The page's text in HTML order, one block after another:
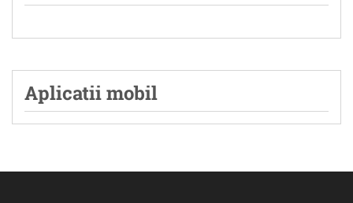
Aplicatii mobil